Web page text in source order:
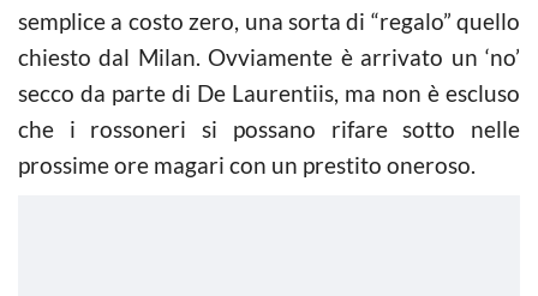
semplice a costo zero, una sorta di “regalo” quello
chiesto dal Milan. Ovviamente è arrivato un ‘no’
secco da parte di De Laurentiis, ma non è escluso
che i rossoneri si possano rifare sotto nelle
prossime ore magari con un prestito oneroso.